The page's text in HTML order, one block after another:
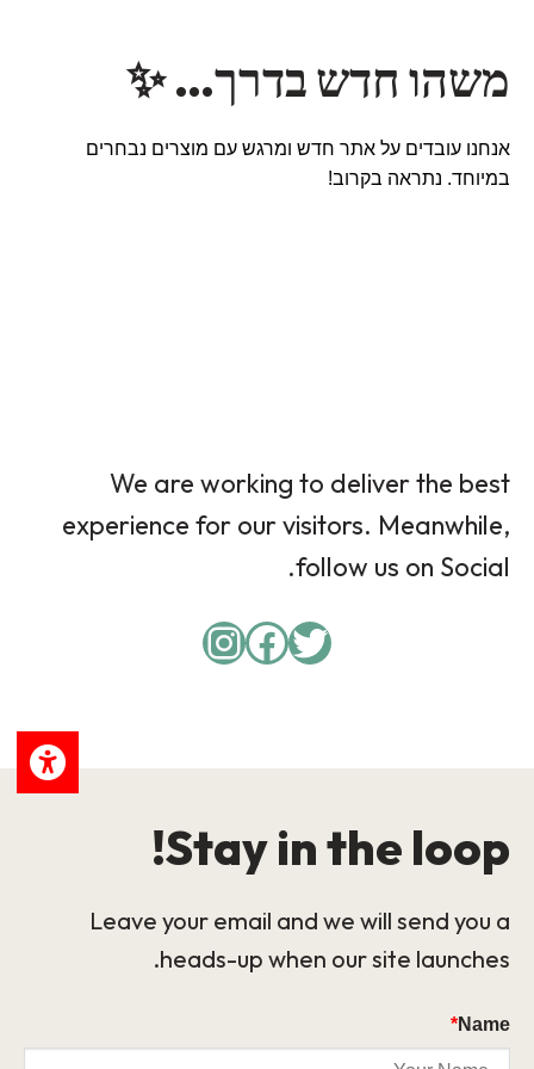
משהו חדש בדרך… ✨
אנחנו עובדים על אתר חדש ומרגש עם מוצרים נבחרים
במיוחד. נתראה בקרוב!
We are working to deliver the best
experience for our visitors. Meanwhile,
follow us on Social.
Twitter
Facebook
Instagram
Stay in the loop!
Leave your email and we will send you a
heads-up when our site launches.
Name
*